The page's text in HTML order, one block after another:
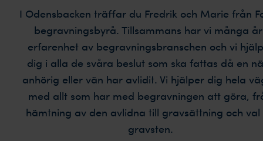
I Odensbacken träffar du Fredrik och Marie från
begravningsbyrå. Tillsammans har vi många
erfarenhet av begravningsbranschen och vi
dig i alla de svåra beslut som ska fattas då en
anhörig eller vän har avlidit. Vi hjälper dig hela
med allt som har med begravningen att göra,
hämtning av den avlidna till gravsättning och val
gravsten.